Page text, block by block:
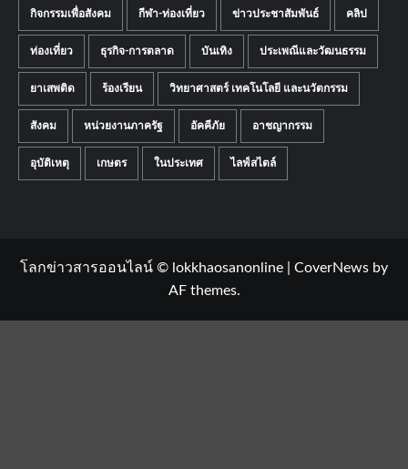
กิจกรรมเพื่อสังคม กีฬา-ท่องเที่ยว ข่าวประชาสัมพันธ์ คลิป
ท่องเที่ยว ธุรกิจ-การตลาด บันเทิง ประเพณีและวัฒนธรรม
ยาเสพติด ร้องเรียน วิทยาศาสตร์ เทคโนโลยี และนวัตกรรม
สังคม หน่วยงานภาครัฐ อัคคีภัย อาชญากรรม
อุบัติเหตุ เกษตร ในประเทศ ไลฟ์สไตล์
โลกข่าวสารออนไลน์ © lokkhaosanonline CoverNews by
AF themes.